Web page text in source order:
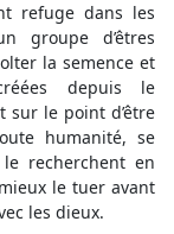
refuge dans les
groupe d’êtres
la semence et
depuis le
sur le point d’être
humanité, se
recherchent en
le tuer avant
les dieux.